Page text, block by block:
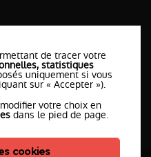
de tracer votre
statistiques
uniquement si vous
sur « Accepter »).
votre choix en
dans le pied de page.
cookies